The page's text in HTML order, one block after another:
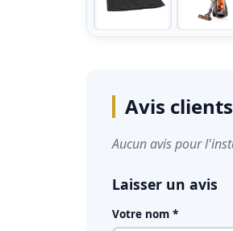
Avis clients
Aucun avis pour
Laisser un avis
Votre nom *